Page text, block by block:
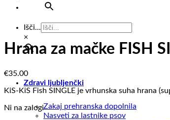
Išči...
×
Zdravi ljubljenčki
Zakaj prehranska dopolnila
Nasveti za lastnike psov
Hrana za mačke FISH
€35.00
KiS-KiS Fish SINGLE je vrhunska suha hrana
Ni na zalogi